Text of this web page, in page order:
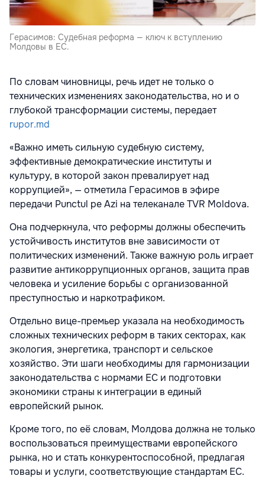
Герасимов: Судебная реформа — ключ к вступлению
Молдовы в ЕС.
По словам чиновницы, речь идет не только о
технических изменениях законодательства, но и о
глубокой трансформации системы, передает
rupor.md
«Важно иметь сильную судебную систему,
эффективные демократические институты и
культуру, в которой закон превалирует над
коррупцией», — отметила Герасимов в эфире
передачи Punctul pe Azi на телеканале TVR Moldova.
Она подчеркнула, что реформы должны обеспечить
устойчивость институтов вне зависимости от
политических изменений. Также важную роль играет
развитие антикоррупционных органов, защита прав
человека и усиление борьбы с организованной
преступностью и наркотрафиком.
Отдельно вице-премьер указала на необходимость
сложных технических реформ в таких секторах, как
экология, энергетика, транспорт и сельское
хозяйство. Эти шаги необходимы для гармонизации
законодательства с нормами ЕС и подготовки
экономики страны к интеграции в единый
европейский рынок.
Кроме того, по её словам, Молдова должна не только
воспользоваться преимуществами европейского
рынка, но и стать конкурентоспособной, предлагая
товары и услуги, соответствующие стандартам ЕС.